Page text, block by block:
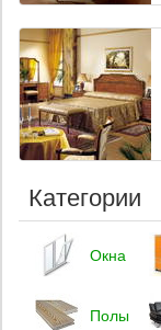
Категории
Окна
Полы